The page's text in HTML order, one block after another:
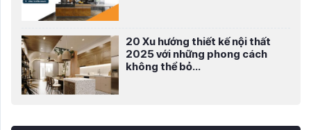
20 Xu hướng thiết kế nội thất
2025 với những phong cách
không thể bỏ...